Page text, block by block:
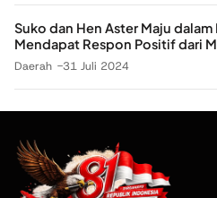
Suko dan Hen Aster Maju
Mendapat Respon Positif dari
Daerah 31 Juli 2024